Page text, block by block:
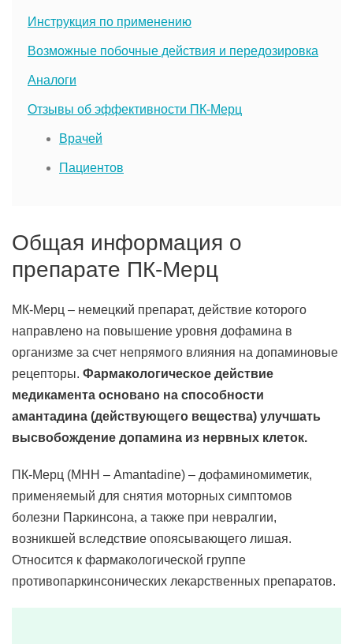
Инструкция по применению
Возможные побочные действия и передозировка
Аналоги
Отзывы об эффективности ПК-Мерц
Врачей
Пациентов
Общая информация о
препарате ПК-Мерц
МК-Мерц – немецкий препарат, действие которого
направлено на повышение уровня дофамина в
организме за счет непрямого влияния на допаминовые
рецепторы. Фармакологическое действие
медикамента основано на способности
амантадина (действующего вещества) улучшать
высвобождение допамина из нервных клеток.
ПК-Мерц (МНН – Amantadine) – дофаминомиметик,
применяемый для снятия моторных симптомов
болезни Паркинсона, а также при невралгии,
возникшей вследствие опоясывающего лишая.
Относится к фармакологической группе
противопаркинсонических лекарственных препаратов.